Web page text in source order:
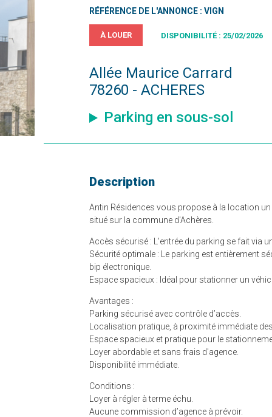
RÉFÉRENCE DE L'ANNONCE : VIGN
À LOUER DISPONIBILITÉ : 25/02/2026
Allée Maurice Carrard
78260 - ACHERES
Parking en sous-sol
Description
Antin Résidences vous propose à la location
situé sur la commune d'Achères.
Accès sécurisé : L'entrée du parking se fait via
Sécurité optimale : Le parking est entièrement
bip électronique.
Espace spacieux : Idéal pour stationner un
Avantages :
Parking sécurisé avec contrôle d’accès.
Localisation pratique, à proximité immédiate
Espace spacieux et pratique pour le
Loyer abordable et sans frais d'agence.
Disponibilité immédiate.
Conditions :
Loyer à régler à terme échu.
Aucune commission d’agence à prévoir.